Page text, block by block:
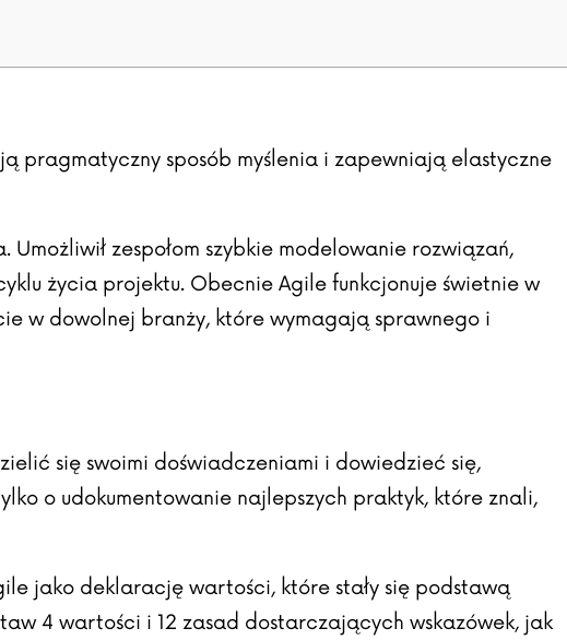
pragmatyczny sposób myślenia i zapewniają elastyczne
zespołom szybkie modelowanie rozwiązań,
życia projektu. Obecnie Agile funkcjonuje świetnie w
w dowolnej branży, które wymagają sprawnego i
się swoimi doświadczeniami i dowiedzieć się,
o udokumentowanie najlepszych praktyk, które znali,
jako deklarację wartości, które stały się podstawą
4 wartości i 12 zasad dostarczających wskazówek, jak